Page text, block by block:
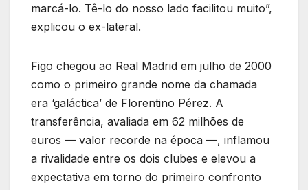
marcá-lo. Tê-lo do nosso lado facilitou muito”,
explicou o ex-lateral.
Figo chegou ao Real Madrid em julho de 2000
como o primeiro grande nome da chamada
era ‘galáctica’ de Florentino Pérez. A
transferência, avaliada em 62 milhões de
euros — valor recorde na época —, inflamou
a rivalidade entre os dois clubes e elevou a
expectativa em torno do primeiro confronto